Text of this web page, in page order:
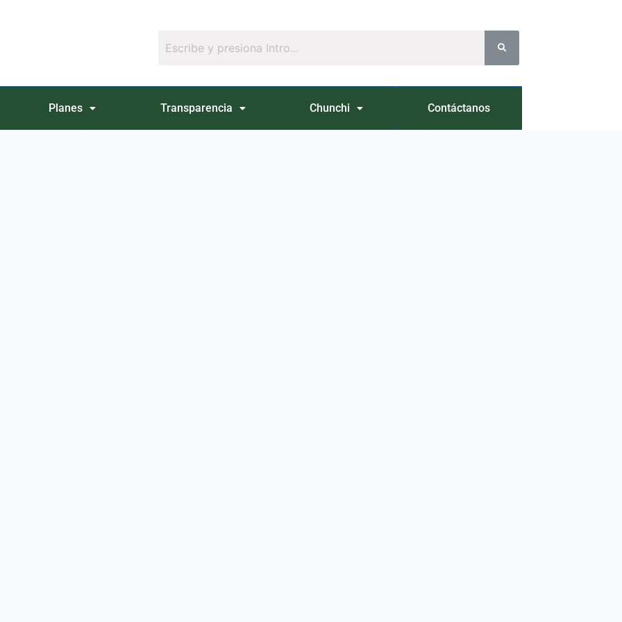
Planes Transparencia Chunchi Contáctanos